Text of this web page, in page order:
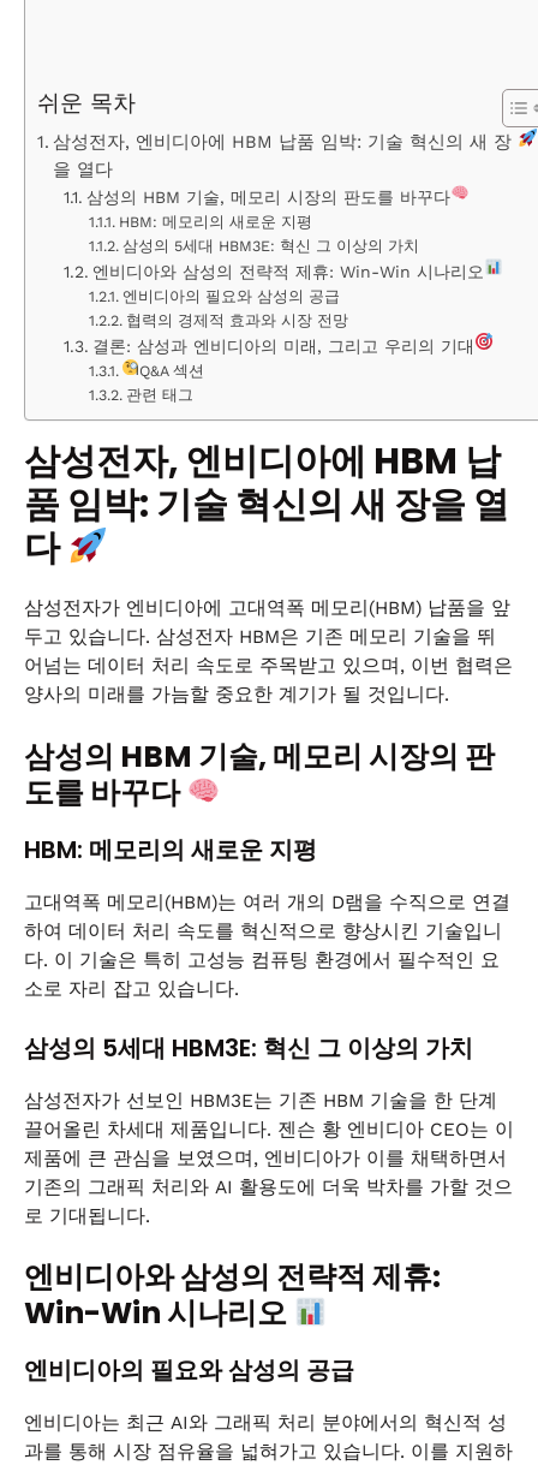
쉬운 목차
삼성전자, 엔비디아에 HBM 납품 임박: 기술 혁신의 새 장
을 열다
삼성의 HBM 기술, 메모리 시장의 판도를 바꾸다
HBM: 메모리의 새로운 지평
삼성의 5세대 HBM3E: 혁신 그 이상의 가치
엔비디아와 삼성의 전략적 제휴: Win-Win 시나리오
엔비디아의 필요와 삼성의 공급
협력의 경제적 효과와 시장 전망
결론: 삼성과 엔비디아의 미래, 그리고 우리의 기대
Q&A 섹션
관련 태그
삼성전자, 엔비디아에 HBM 납
품 임박: 기술 혁신의 새 장을 열
다
삼성전자가 엔비디아에 고대역폭 메모리(HBM) 납품을 앞
두고 있습니다. 삼성전자 HBM은 기존 메모리 기술을 뛰
어넘는 데이터 처리 속도로 주목받고 있으며, 이번 협력은
양사의 미래를 가늠할 중요한 계기가 될 것입니다.
삼성의 HBM 기술, 메모리 시장의 판
도를 바꾸다
HBM: 메모리의 새로운 지평
고대역폭 메모리(HBM)는 여러 개의 D램을 수직으로 연결
하여 데이터 처리 속도를 혁신적으로 향상시킨 기술입니
다. 이 기술은 특히 고성능 컴퓨팅 환경에서 필수적인 요
소로 자리 잡고 있습니다.
삼성의 5세대 HBM3E: 혁신 그 이상의 가치
삼성전자가 선보인 HBM3E는 기존 HBM 기술을 한 단계
끌어올린 차세대 제품입니다. 젠슨 황 엔비디아 CEO는 이
제품에 큰 관심을 보였으며, 엔비디아가 이를 채택하면서
기존의 그래픽 처리와 AI 활용도에 더욱 박차를 가할 것으
로 기대됩니다.
엔비디아와 삼성의 전략적 제휴:
Win-Win 시나리오
엔비디아의 필요와 삼성의 공급
엔비디아는 최근 AI와 그래픽 처리 분야에서의 혁신적 성
과를 통해 시장 점유율을 넓혀가고 있습니다. 이를 지원하